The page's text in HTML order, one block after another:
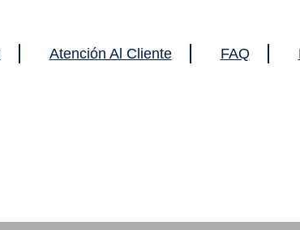
Atención Al Cliente FAQ